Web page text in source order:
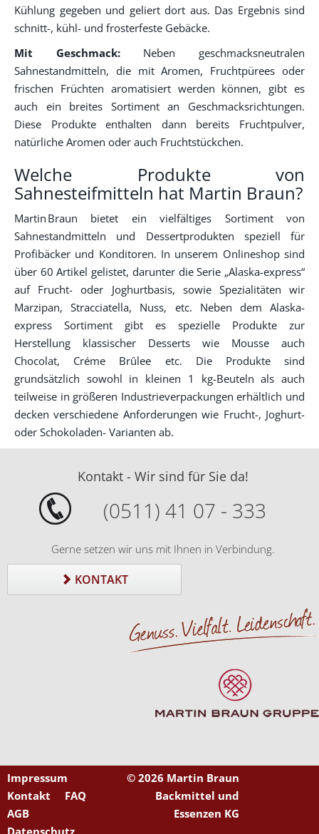
Kühlung gegeben und geliert dort aus. Das Ergebnis sind
schnitt-, kühl- und frosterfeste Gebäcke.
Mit Geschmack:Neben geschmacksneutralen
Sahnestandmitteln, die mit Aromen, Fruchtpürees oder
frischen Früchten aromatisiert werden können, gibt es
auch ein breites Sortiment an Geschmacksrichtungen.
Diese Produkte enthalten dann bereits Fruchtpulver,
natürliche Aromen oder auch Fruchtstückchen.
Welche Produkte von
Sahnesteifmitteln hat Martin Braun?
Martin Braun bietet ein vielfältiges Sortiment von
Sahnestandmitteln und Dessertprodukten speziell für
Profibäcker und Konditoren. In unserem Onlineshop sind
über 60 Artikel gelistet, darunter die Serie „Alaska-express“
auf Frucht- oder Joghurtbasis, sowie Spezialitäten wir
Marzipan, Stracciatella, Nuss, etc. Neben dem Alaska-
express Sortiment gibt es spezielle Produkte zur
Herstellung klassischer Desserts wie Mousse auch
Chocolat, Créme Brûlee etc. Die Produkte sind
grundsätzlich sowohl in kleinen 1 kg-Beuteln als auch
teilweise in größeren Industrieverpackungen erhältlich und
decken verschiedene Anforderungen wie Frucht-, Joghurt-
oder Schokoladen- Varianten ab.
Kontakt - Wir sind für Sie da!
(0511) 41 07 - 333
Gerne setzen wir uns mit Ihnen in Verbindung.
KONTAKT
Impressum
Kontakt
FAQ
AGB
Datenschutz
© 2026 Martin Braun
Backmittel und
Essenzen KG